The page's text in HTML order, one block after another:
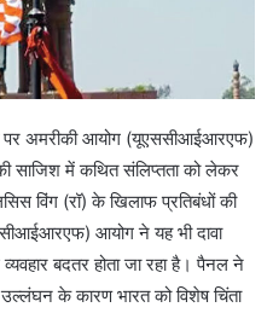
पर अमरीकी आयोग (यूएससीआईआरएफ)
साजिश में कथित संलिप्तता को लेकर
विंग (रॉ) के खिलाफ प्रतिबंधों की
आयोग ने यह भी दावा
बदतर होता जा रहा है। पैनल ने
के कारण भारत को विशेष चिंता